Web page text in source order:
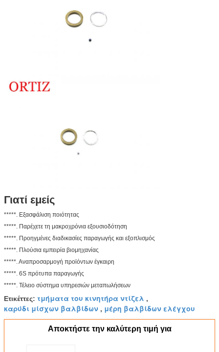
Γιατί εμείς
*****. Εξασφάλιση ποιότητας
*****. Παρέχετε τη μακροχρόνια εξουσιοδότηση
*****. Προηγμένες διαδικασίες παραγωγής και εξοπλισμός
*****. Πλούσια εμπειρία βιομηχανίας
*****. Αναπροσαρμογή προϊόντων έγκαιρη
*****. 6S πρότυπα παραγωγής
*****. Τέλειο σύστημα υπηρεσιών μεταπωλήσεων
Ετικέττες: τμήματα του κινητήρα ντίζελ ,
καρύδι μίσχων βαλβίδων , μέρη βαλβίδων ελέγχου
Αποκτήστε την καλύτερη τιμή για